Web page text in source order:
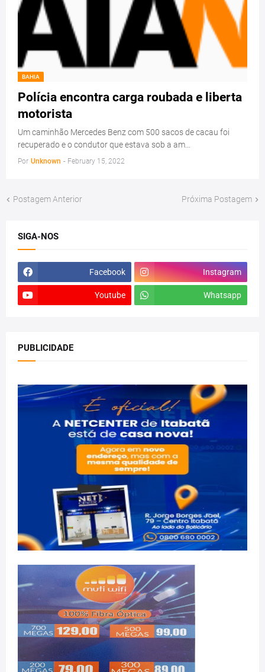
BAHIA
Polícia encontra carga roubada e liberta
motorista
Um caminhão Mercedes Benz com 500 sacos de cacau foi
recuperado e o condutor que estava sob a am…
Por Unknown - February 15, 2022
Postagem Anterior Próxima Postagem
SIGA-NOS
Facebook Instagram
Youtube Whatsapp
PUBLICIDADE